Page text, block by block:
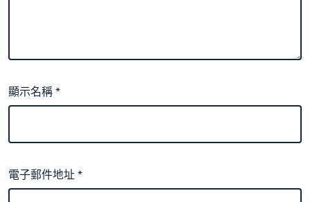
顯示名稱*
電子郵件地址*